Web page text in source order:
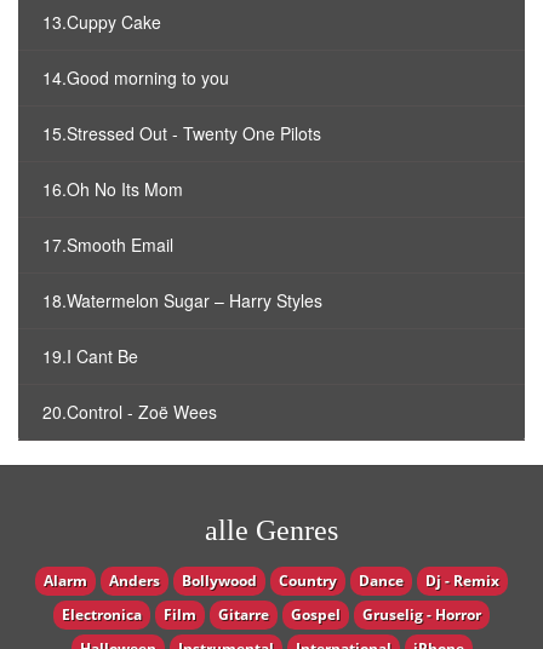
13.Cuppy Cake
14.Good morning to you
15.Stressed Out - Twenty One Pilots
16.Oh No Its Mom
17.Smooth Email
18.Watermelon Sugar – Harry Styles
19.I Cant Be
20.Control - Zoë Wees
alle Genres
Alarm Anders Bollywood Country Dance
Dj - Remix
Electronica
Film Gitarre Gospel
Gruselig - Horror